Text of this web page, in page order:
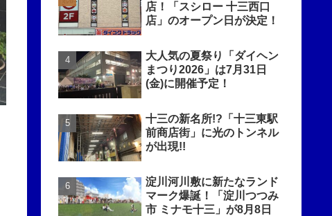
店！「スシロー 十三西口
店」のオープン日が決定！
大人気の夏祭り「ダイヘン
まつり2026」は7月31日
(金)に開催予定！
十三の新名所!?「十三東駅
前商店街」に光のトンネル
が出現!!
淀川河川敷に新たなランド
マーク爆誕！「淀川つつみ
市 ミナモ十三」が8月8日